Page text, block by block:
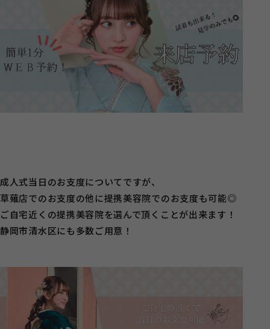
成人式当日のお支度についてですが、
草薙店でのお支度の他に提携美容院でのお支度も可能◎
ご自宅近くの提携美容院を選んで頂くことが出来ます！
静岡市清水区にも多数ご用意！